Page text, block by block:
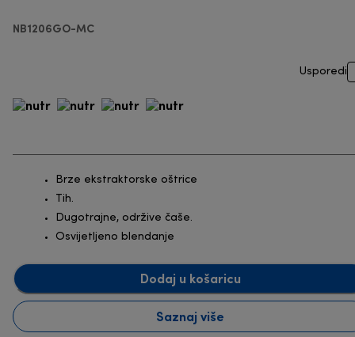
NB1206GO-MC
Usporedi
Brze ekstraktorske oštrice
Tih.
Dugotrajne, održive čaše.
Osvijetljeno blendanje
Dodaj u košaricu
Saznaj više